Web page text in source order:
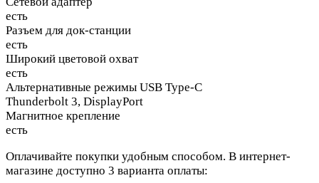
есть
Разъем для док-станции
есть
Широкий цветовой охват
есть
Альтернативные режимы USB Type-C
Thunderbolt 3, DisplayPort
Магнитное крепление
есть
Оплачивайте покупки удобным способом. В интернет-
магазине доступно 3 варианта оплаты: